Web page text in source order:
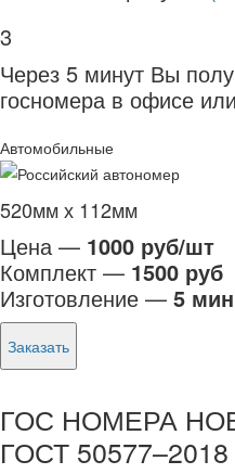
3
Через 5 минут Вы
госномера в офисе
Автомобильные
520мм х 112мм
Цена — 1000 руб/шт
Комплект — 1500 руб
Изготовление — 5 мин
Заказать
ГОС НОМЕРА
ГОСТ 50577–2018